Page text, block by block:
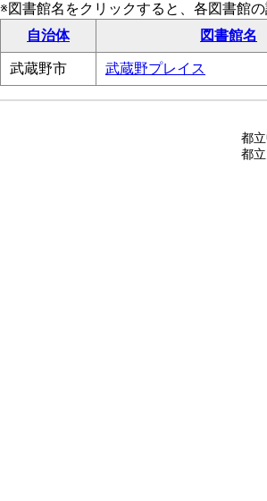
※図書館名をクリックすると、各図書館
自治体
図書館名
武蔵野市 武蔵野プレイス
都
都